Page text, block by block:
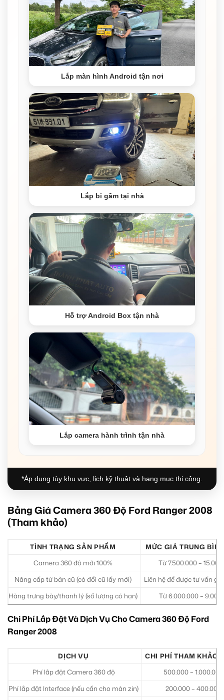
Lắp màn hình Android tận nơi
Lắp bi gầm tại nhà
Hỗ trợ Android Box tận nhà
Lắp camera hành trình tận nhà
*Áp dụng tùy khu vực, lịch kỹ thuật và hạng mục thi công.
Bảng Giá Camera 360 Độ Ford Ranger 2008
(Tham khảo)
TÌNH TRẠNG SẢN PHẨM
MỨC GIÁ TRUNG
Camera 360 độ mới 100%
Từ 7.500.000 –
Nâng cấp từ bản cũ (có đổi cũ lấy mới)
Liên hệ để được tư vấn
Hàng trưng bày/thanh lý (số lượng có hạn)
Từ 6.000.000 –
Chi Phí Lắp Đặt Và Dịch Vụ Cho Camera 360 Độ Ford
Ranger 2008
DỊCH VỤ
CHI PHÍ THAM KHẢO
Phí lắp đặt Camera 360 độ
500.000 – 1.000.000
Phí lắp đặt Interface (nếu cần cho màn zin)
200.000 – 400.000